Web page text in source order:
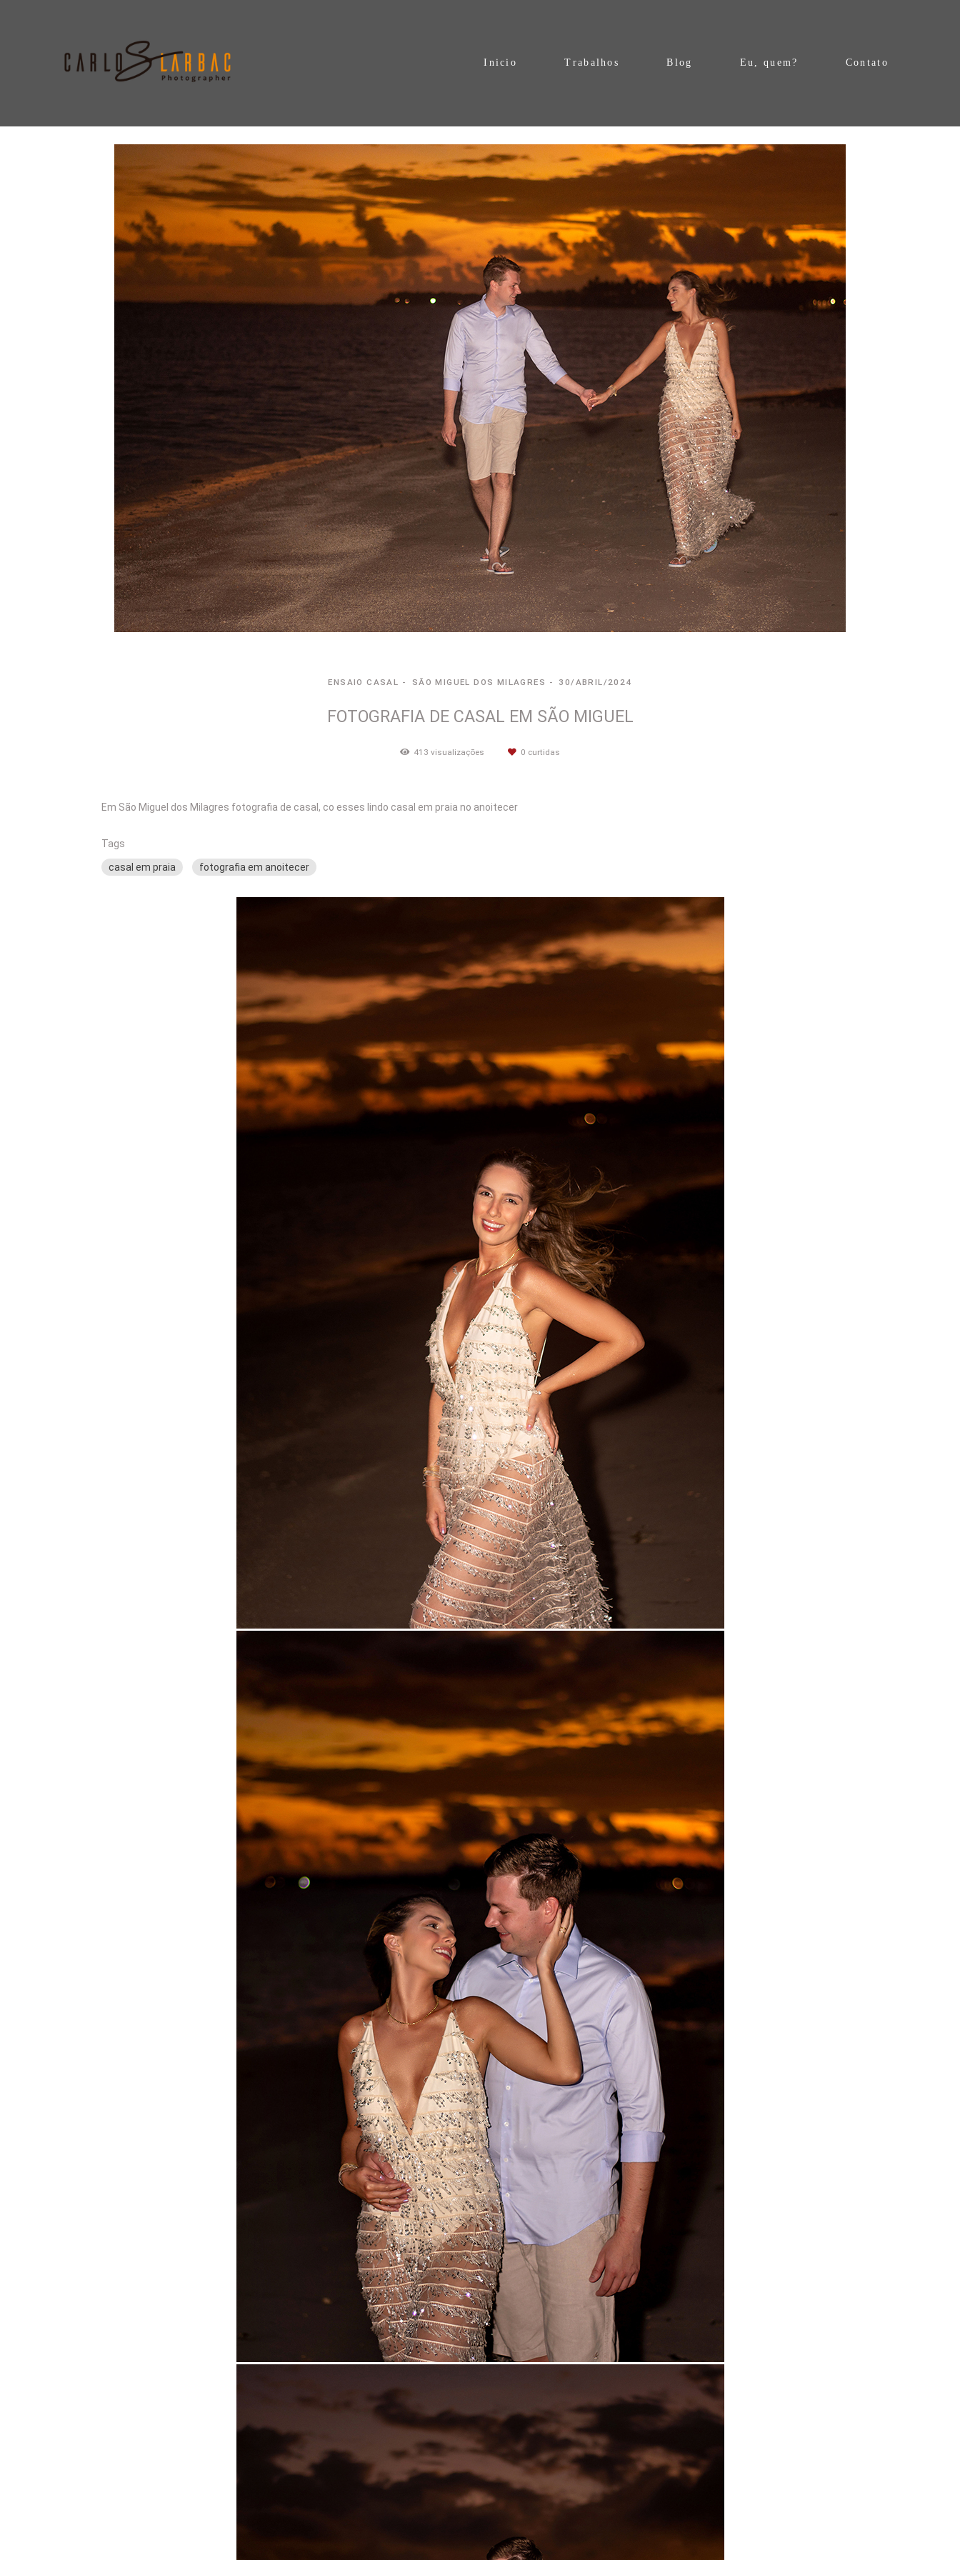
Inicio Trabalhos Blog Eu, quem? Contato
ENSAIO CASAL SÃO MIGUEL DOS MILAGRES 30/ABRIL/2024
FOTOGRAFIA DE CASAL EM SÃO MIGUEL
413 visualizações 0 curtidas
Em São Miguel dos Milagres fotografia de casal, co esses lindo casal em praia no anoitecer
Tags
casal em praia fotografia em anoitecer